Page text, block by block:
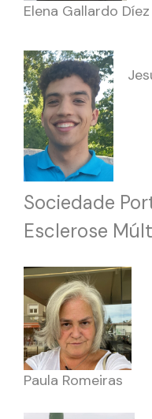
Elena Gallardo Díez
Sociedade
Esclerose
Paula Romeiras